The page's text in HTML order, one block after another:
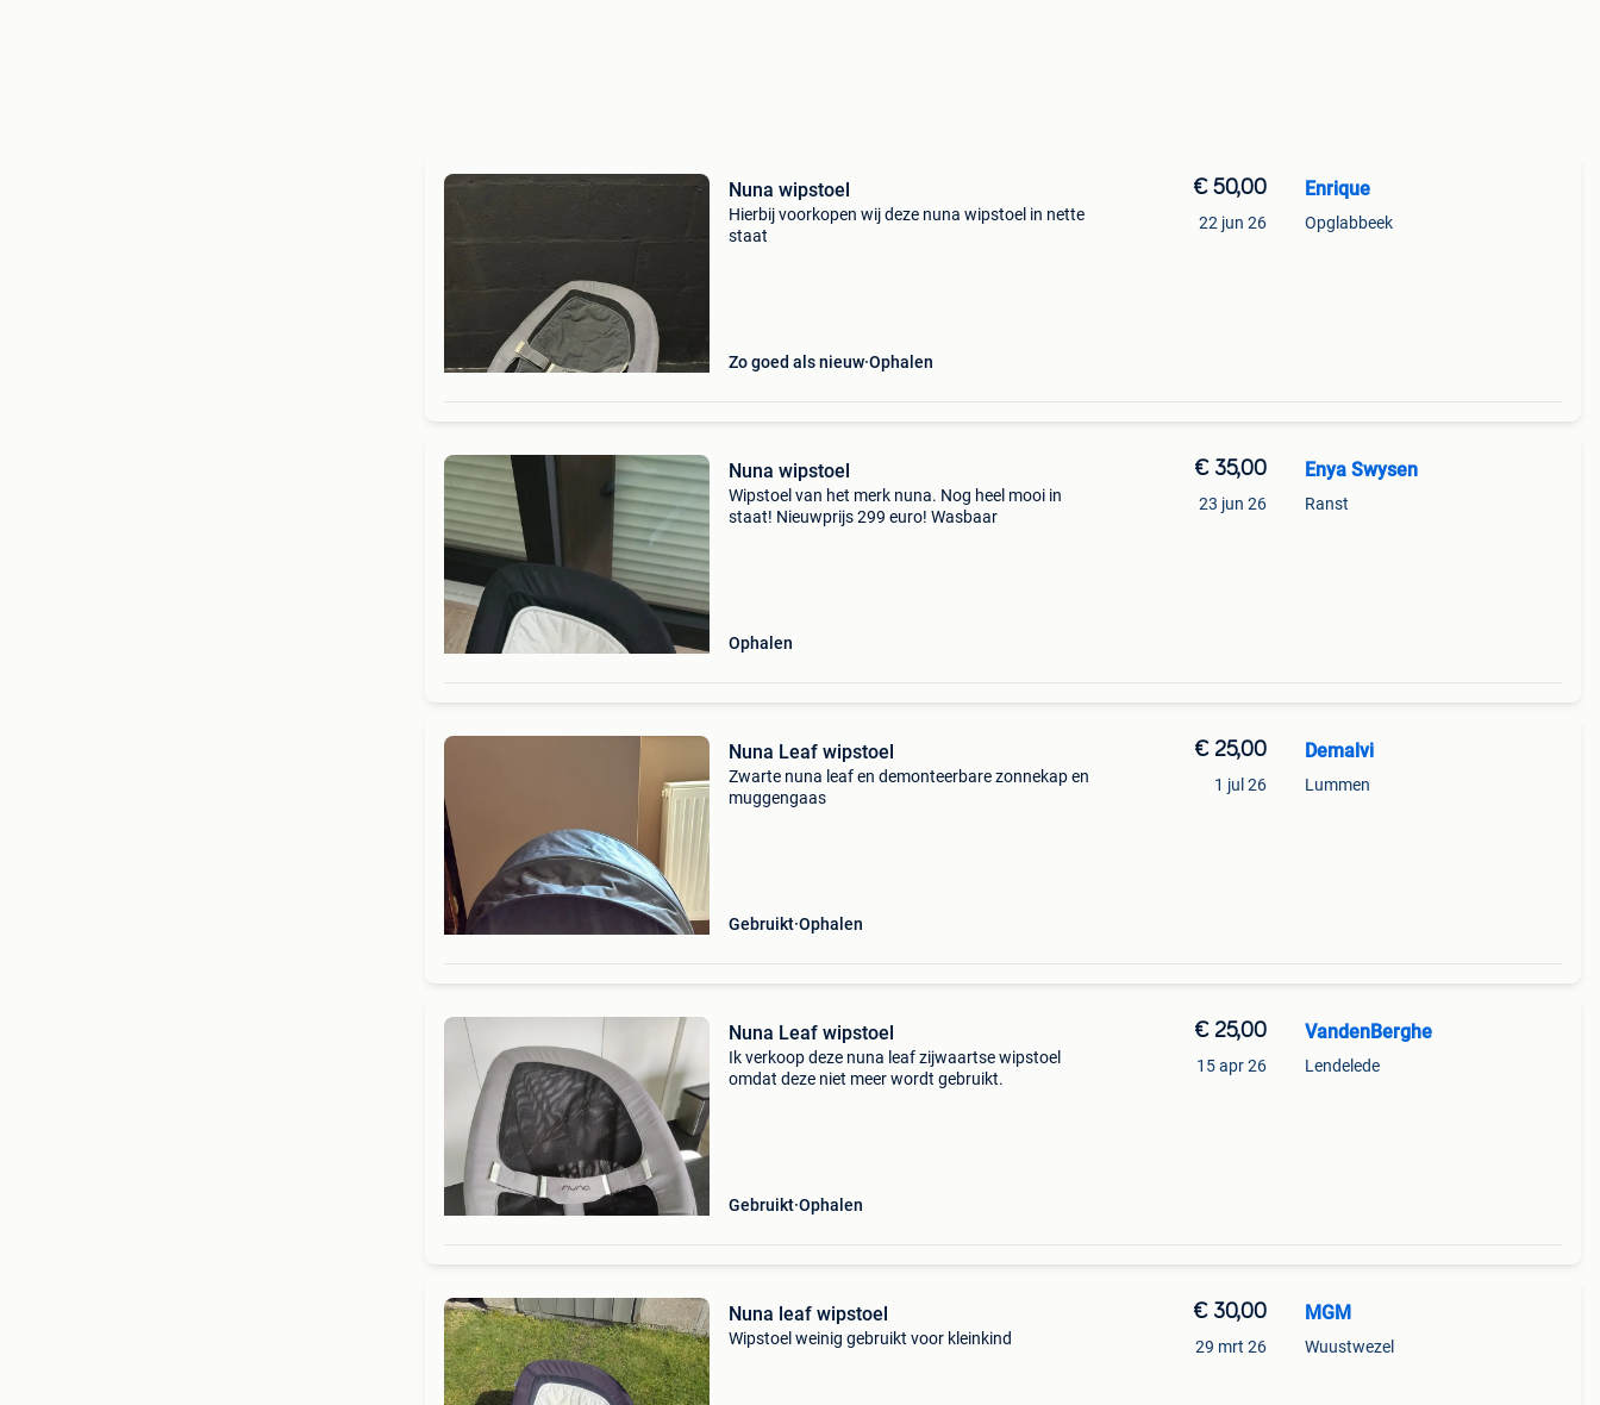
Nuna wipstoel
Hierbij voorkopen wij deze nuna wipstoel in nette
staat
Zo goed als nieuw Ophalen
€ 50,00
22 jun 26
Enrique
Opglabbeek
Nuna wipstoel
Wipstoel van het merk nuna. Nog heel mooi in
staat! Nieuwprijs 299 euro! Wasbaar
Ophalen
€ 35,00
23 jun 26
Enya Swysen
Ranst
Nuna Leaf wipstoel
Zwarte nuna leaf en demonteerbare zonnekap en
muggengaas
Gebruikt Ophalen
€ 25,00
1 jul 26
Demalvi
Lummen
Nuna Leaf wipstoel
Ik verkoop deze nuna leaf zijwaartse wipstoel
omdat deze niet meer wordt gebruikt.
Gebruikt Ophalen
€ 25,00
15 apr 26
VandenBerghe
Lendelede
Nuna leaf wipstoel
Wipstoel weinig gebruikt voor kleinkind
€ 30,00
29 mrt 26
MGM
Wuustwezel